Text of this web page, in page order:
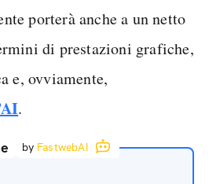
porterà anche a un netto
di prestazioni grafiche,
e, ovviamente,
.
by FastwebAI